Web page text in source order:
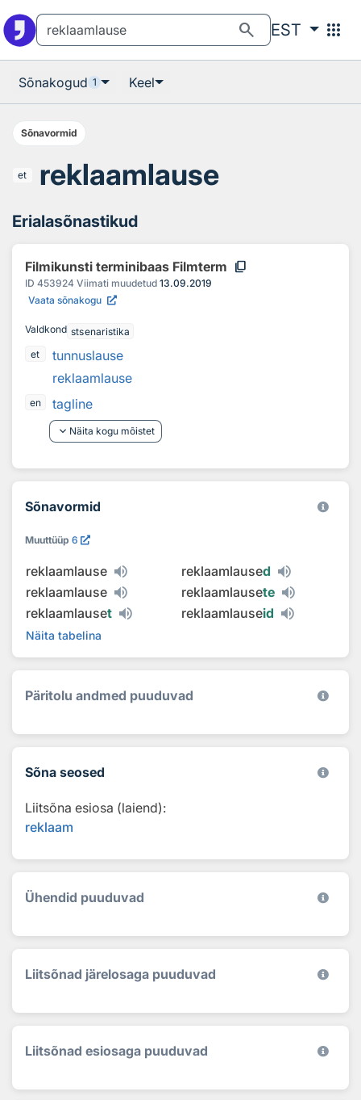
search EST apps
Sõnakogud 1 Keel
Sõnavormid
et reklaamlause
Erialasõnastikud
Filmikunsti terminibaas Filmterm content_copy
ID 453924 Viimati muudetud 13.09.2019
Vaata sõnakogu
Valdkond stsenaristika
et
tunnuslause
reklaamlause
en
tagline
keyboard_arrow_down Näita kogu mõistet
Sõnavormid
Muuttüüp 6
reklaamlause reklaamlaused
reklaamlause
reklaamlausete
reklaamlauset reklaamlauseid
Näita tabelina
Päritolu andmed puuduvad
Sõna seosed
Liitsõna esiosa (laiend):
reklaam
Ühendid puuduvad
Liitsõnad järelosaga puuduvad
Liitsõnad esiosaga puuduvad